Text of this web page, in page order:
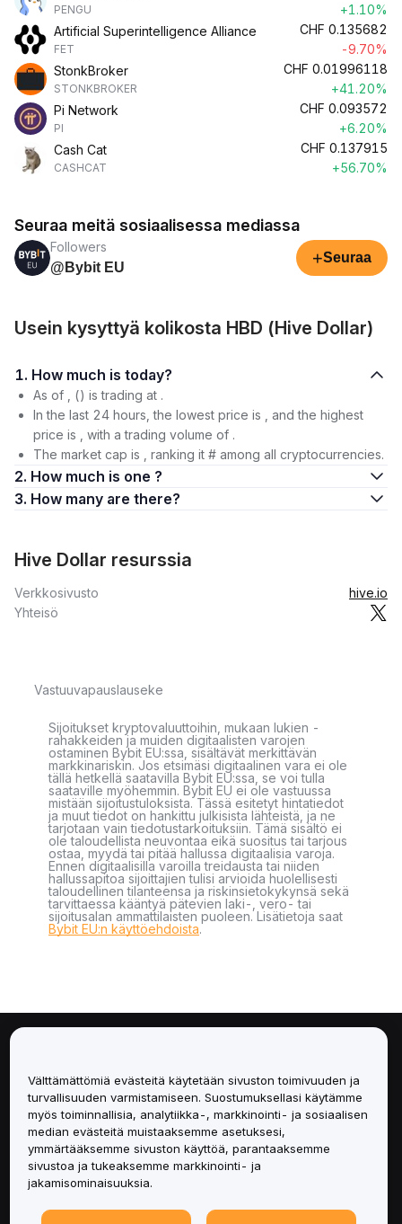
PENGU
+1.10%
Artificial Superintelligence Alliance
FET
CHF 0.135682
-9.70%
StonkBroker
STONKBROKER
CHF 0.01996118
+41.20%
Pi Network
PI
CHF 0.093572
+6.20%
Cash Cat
CASHCAT
CHF 0.137915
+56.70%
Seuraa meitä sosiaalisessa mediassa
Followers
@Bybit EU
+Seuraa
Usein kysyttyä kolikosta HBD (Hive Dollar)
1. How much is today?
As of , () is trading at .
In the last 24 hours, the lowest price is , and the highest
price is , with a trading volume of .
The market cap is , ranking it # among all cryptocurrencies.
2. How much is one ?
3. How many are there?
Hive Dollar resurssia
Verkkosivusto
hive.io
Yhteisö
Vastuuvapauslauseke
Sijoitukset kryptovaluuttoihin, mukaan lukien -
rahakkeiden ja muiden digitaalisten varojen
ostaminen Bybit EU:ssa, sisältävät merkittävän
markkinariskin. Jos etsimäsi digitaalinen vara ei ole
tällä hetkellä saatavilla Bybit EU:ssa, se voi tulla
saataville myöhemmin. Bybit EU ei ole vastuussa
mistään sijoitustuloksista. Tässä esitetyt hintatiedot
ja muut tiedot on hankittu julkisista lähteistä, ja ne
tarjotaan vain tiedotustarkoituksiin. Tämä sisältö ei
ole taloudellista neuvontaa eikä suositus tai tarjous
ostaa, myydä tai pitää hallussa digitaalisia varoja.
Ennen digitaalisilla varoilla treidausta tai niiden
hallussapitoa sijoittajien tulisi arvioida huolellisesti
taloudellinen tilanteensa ja riskinsietokykynsä sekä
tarvittaessa kääntyä pätevien laki-, vero- tai
sijoitusalan ammattilaisten puoleen. Lisätietoja saat
Bybit EU:n käyttöehdoista.
Palvelut
Tuki
Tuotteet
Välttämättömiä evästeitä käytetään sivuston toimivuuden ja
turvallisuuden varmistamiseen. Suostumuksellasi käytämme
myös toiminnallisia, analytiikka-, markkinointi- ja sosiaalisen
median evästeitä muistaaksemme asetuksesi,
ymmärtääksemme sivuston käyttöä, parantaaksemme
sivustoa ja tukeaksemme markkinointi- ja
jakamisominaisuuksia.